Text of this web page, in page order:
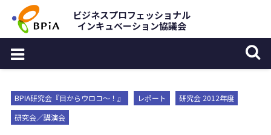
content
ビジネスプロフェッショナル
インキュベーション協議会
BPIA研究会『目からウロコ〜！』 レポート
研究会 2012年度
研究会／講演会